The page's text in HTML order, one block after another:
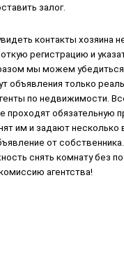
залог.
контакты хозяина
регистрацию и
мы можем убедиться
объявления только
по недвижимости.
проходят обязательную
им и задают несколько
от
снять комнату без
агентства!